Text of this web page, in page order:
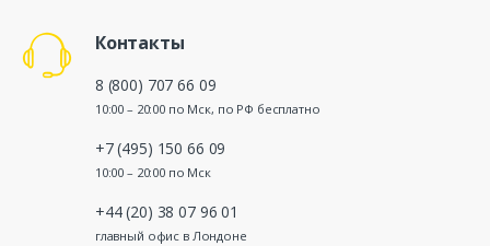
Контакты
8 (800) 707 66 09
10:00 – 20:00 по Мск, по РФ бесплатно
+7 (495) 150 66 09
10:00 – 20:00 по Мск
+44 (20) 38 07 96 01
главный офис в Лондоне